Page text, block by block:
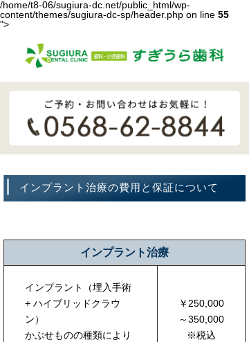
/home/t8-06/sugiura-dc.net/public_html/wp-
content/themes/sugiura-dc-sp/header.php on line 55
">
インプラント治療の費用と保証について
インプラント治療
インプラント（埋入手術
+ ハイブリッドクラウ
ン）
かぶせものの種類により
￥250,000
～350,000
※税込